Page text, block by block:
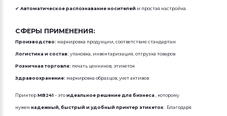
✔ Автоматическое распознавание носителей и простая настройка
СФЕРЫ ПРИМЕНЕНИЯ:
Производство: маркировка продукции, соответствие стандартам
Логистика и состав: упаковка, инвентаризация, отгрузка товаров
Розничная торговля: печать ценников, этикеток
Здравоохранение: маркировка образцов, учет активов
Принтер MB241 – это идеальное решение для бизнеса , которому
нужен надежный, быстрый и удобный принтер этикеток . Благодаря